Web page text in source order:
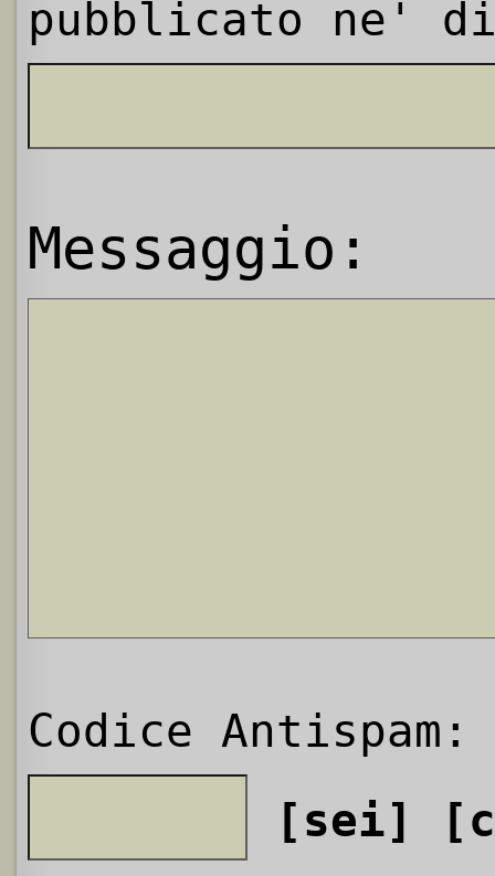
pubblicato ne'
Messaggio:
Codice Antispam:
[sei]